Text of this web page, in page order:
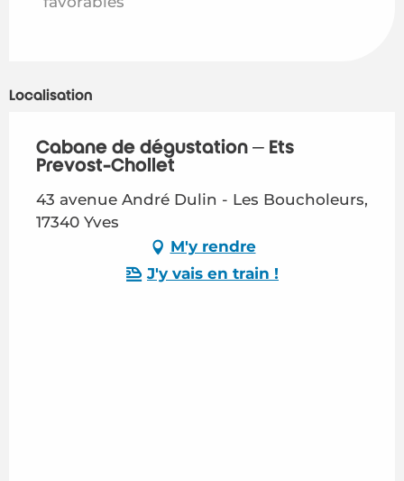
Localisation
Cabane de dégustation – Ets
Prevost-Chollet
43 avenue André Dulin - Les Boucholeurs,
17340 Yves
M'y rendre
J'y vais en train !